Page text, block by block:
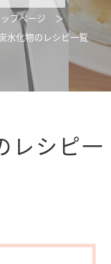
プページ
水化物のレシピ一覧
レシピ一